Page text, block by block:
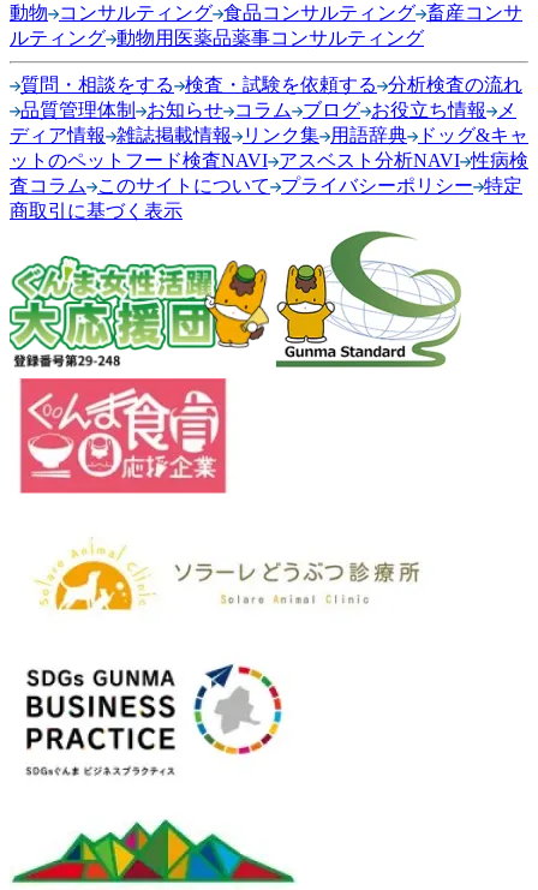
動物
コンサルティング 食品コンサルティング 畜産コンサ
ルティング 動物用医薬品薬事コンサルティング
質問・相談をする 検査・試験を依頼する
分析検査の流れ
品質管理体制
お知らせ コラム ブログ お役立ち情報
メ
ディア情報
雑誌掲載情報 リンク集 用語辞典
ドッグ&キャ
ットのペットフード検査NAVI アスベスト分析NAVI 性病検
査コラム
このサイトについて プライバシーポリシー 特定
商取引に基づく表示